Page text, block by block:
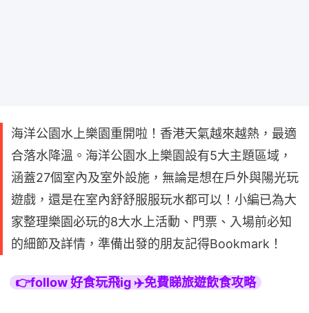
海洋公園水上樂園重開啦！香港天氣越來越熱，最適
合落水降溫。海洋公園水上樂園設有5大主題區域，
涵蓋27個室內及室外設施，無論是想在戶外與陽光玩
遊戲，還是在室內舒舒服服玩水都可以！小編已為大
家整理樂園必玩的8大水上活動、門票、入場前必知
的細節及詳情，準備出發的朋友記得Bookmark！
👉follow 好食玩飛ig ✈️免費睇旅遊飲食攻略